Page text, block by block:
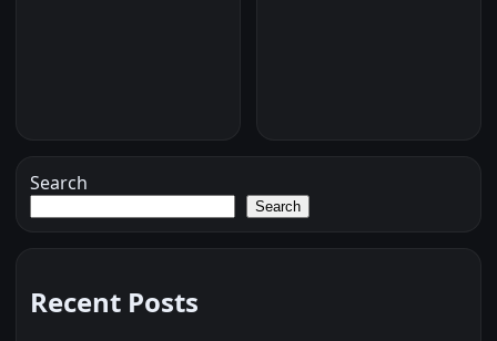
Search
Search
Recent Posts